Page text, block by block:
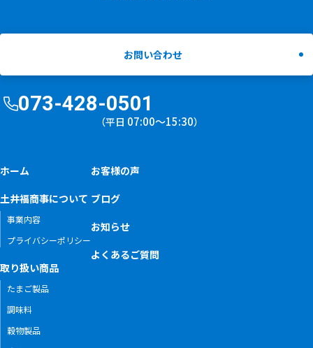
お問い合わせ
073-428-0501
（平日 07:00〜15:30）
ホーム
土井福商事について
事業内容
プライバシーポリシー
取り扱い商品
たまご製品
調味料
穀物製品
お客様の声
ブログ
お知らせ
よくあるご質問